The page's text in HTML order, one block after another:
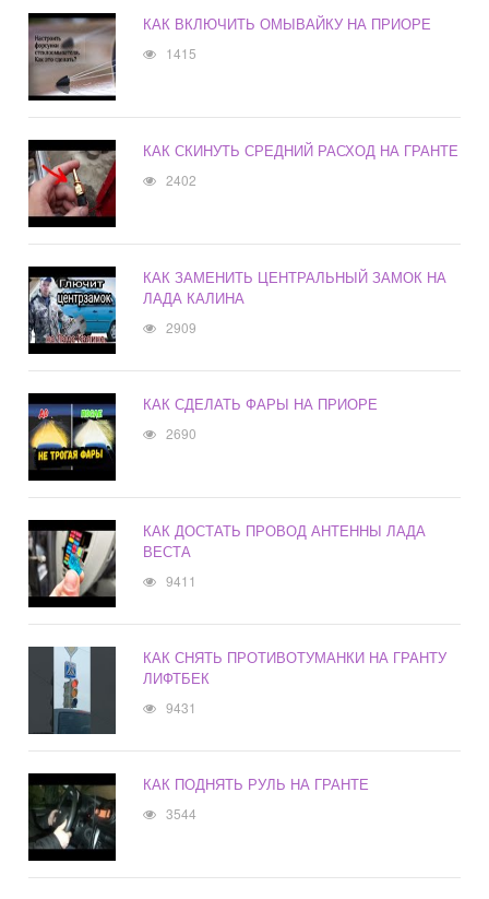
КАК ВКЛЮЧИТЬ ОМЫВАЙКУ НА ПРИОРЕ
1415
КАК СКИНУТЬ СРЕДНИЙ РАСХОД НА ГРАНТЕ
2402
КАК ЗАМЕНИТЬ ЦЕНТРАЛЬНЫЙ ЗАМОК НА
ЛАДА КАЛИНА
2909
КАК СДЕЛАТЬ ФАРЫ НА ПРИОРЕ
2690
КАК ДОСТАТЬ ПРОВОД АНТЕННЫ ЛАДА
ВЕСТА
9411
КАК СНЯТЬ ПРОТИВОТУМАНКИ НА ГРАНТУ
ЛИФТБЕК
9431
КАК ПОДНЯТЬ РУЛЬ НА ГРАНТЕ
3544